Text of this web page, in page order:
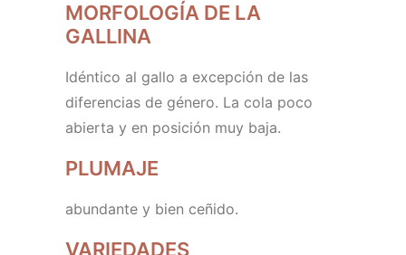
MORFOLOGÍA DE LA
GALLINA
Idéntico al gallo a excepción de las
diferencias de género. La cola poco
abierta y en posición muy baja.
PLUMAJE
abundante y bien ceñido.
VARIEDADES